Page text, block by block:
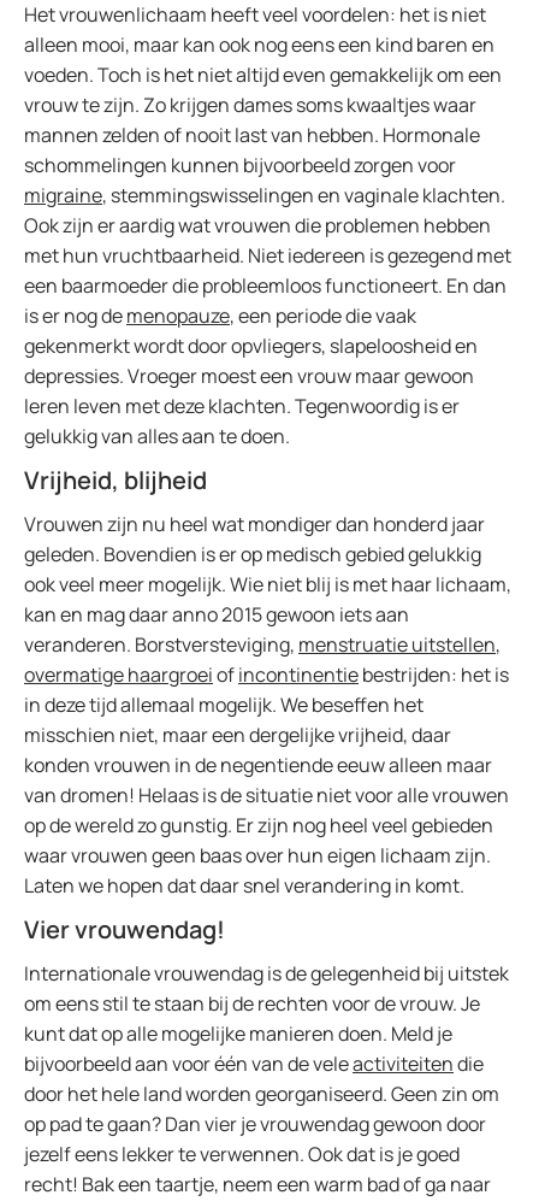
Het vrouwenlichaam heeft veel voordelen: het is niet
alleen mooi, maar kan ook nog eens een kind baren en
voeden. Toch is het niet altijd even gemakkelijk om een
vrouw te zijn. Zo krijgen dames soms kwaaltjes waar
mannen zelden of nooit last van hebben. Hormonale
schommelingen kunnen bijvoorbeeld zorgen voor
migraine, stemmingswisselingen en vaginale klachten.
Ook zijn er aardig wat vrouwen die problemen hebben
met hun vruchtbaarheid. Niet iedereen is gezegend met
een baarmoeder die probleemloos functioneert. En dan
is er nog demenopauze, een periode die vaak
gekenmerkt wordt door opvliegers, slapeloosheid en
depressies. Vroeger moest een vrouw maar gewoon
leren leven met deze klachten. Tegenwoordig is er
gelukkig van alles aan te doen.
Vrijheid, blijheid
Vrouwen zijn nu heel wat mondiger dan honderd jaar
geleden. Bovendien is er op medisch gebied gelukkig
ook veel meer mogelijk. Wie niet blij is met haar lichaam,
kan en mag daar anno 2015 gewoon iets aan
veranderen. Borstversteviging, menstruatie uitstellen,
overmatige haargroeiofincontinentiebestrijden: het is
in deze tijd allemaal mogelijk. We beseffen het
misschien niet, maar een dergelijke vrijheid, daar
konden vrouwen in de negentiende eeuw alleen maar
van dromen! Helaas is de situatie niet voor alle vrouwen
op de wereld zo gunstig. Er zijn nog heel veel gebieden
waar vrouwen geen baas over hun eigen lichaam zijn.
Laten we hopen dat daar snel verandering in komt.
Vier vrouwendag!
Internationale vrouwendag is de gelegenheid bij uitstek
om eens stil te staan bij de rechten voor de vrouw. Je
kunt dat op alle mogelijke manieren doen. Meld je
bijvoorbeeld aan voor één van de veleactiviteitendie
door het hele land worden georganiseerd. Geen zin om
op pad te gaan? Dan vier je vrouwendag gewoon door
jezelf eens lekker te verwennen. Ook dat is je goed
recht! Bak een taartje, neem een warm bad of ga naar